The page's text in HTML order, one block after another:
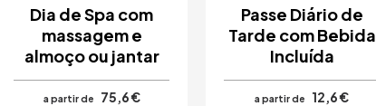
Dia de Spa com
massagem e
almoço ou jantar
a partir de
75,6 €
Passe Diário de
Tarde com Bebida
Incluída
a partir de
12,6 €